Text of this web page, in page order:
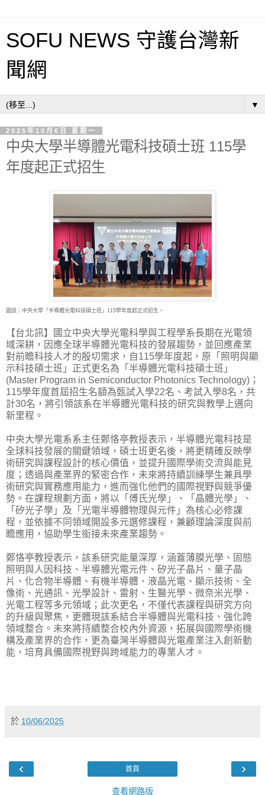
SOFU NEWS 守護台灣新
聞網
▼
2025年10月6日 星期一
中央大學半導體光電科技碩士班 115學
年度起正式招生
圖說：中央大學「半導體光電科技碩士班」115學年度起正式招生。
【台北訊】國立中央大學光電科學與工程學系長期在光電領
域深耕，因應全球半導體光電科技的發展趨勢，並回應產業
對前瞻科技人才的殷切需求，自115學年度起，原「照明與顯
示科技碩士班」正式更名為「半導體光電科技碩士班」
(Master Program in Semiconductor Photonics Technology)；
115學年度首屆招生名額為甄試入學22名、考試入學8名，共
計30名，將引領該系在半導體光電科技的研究與教學上邁向
新里程。
中央大學光電系系主任鄭恪亭教授表示，半導體光電科技是
全球科技發展的關鍵領域，碩士班更名後，將更精確反映學
術研究與課程設計的核心價值，並提升國際學術交流與能見
度；透過與產業界的緊密合作，未來將持續訓練學生兼具學
術研究與實務應用能力，進而強化他們的國際視野與競爭優
勢。在課程規劃方面，將以「傅氏光學」、「晶體光學」、
「矽光子學」及「光電半導體物理與元件」為核心必修課
程，並依據不同領域開設多元選修課程，兼顧理論深度與前
瞻應用，協助學生銜接未來產業趨勢。
鄭恪亭教授表示，該系研究能量深厚，涵蓋薄膜光學、固態
照明與人因科技、半導體光電元件、矽光子晶片、量子晶
片、化合物半導體、有機半導體、液晶光電、顯示技術、全
像術、光通訊、光學設計、雷射、生醫光學、微奈米光學、
光電工程等多元領域；此次更名，不僅代表課程與研究方向
的升級與聚焦，更體現該系結合半導體與光電科技、強化跨
領域整合。未來將持續整合校內外資源，拓展與國際學術機
構及產業界的合作，更為臺灣半導體與光電產業注入創新動
能，培育具備國際視野與跨域能力的專業人才。
於 10/06/2025
‹ ›
首頁
查看網路版